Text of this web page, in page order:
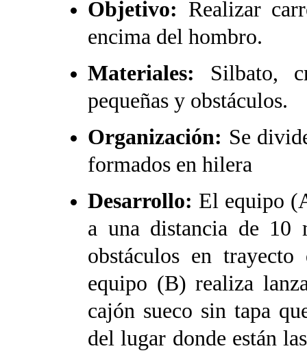
Objetivo: Realizar
encima del hombro.
Materiales: Silbato,
pequeñas y obstáculos.
Organización: Se
formados en hilera
Desarrollo: El equipo
a una distancia de 10
obstáculos en
equipo (B) realiza
cajón sueco sin tapa
del lugar donde están